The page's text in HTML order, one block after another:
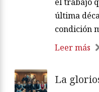
el trabajo
última
condición
Leer más
La